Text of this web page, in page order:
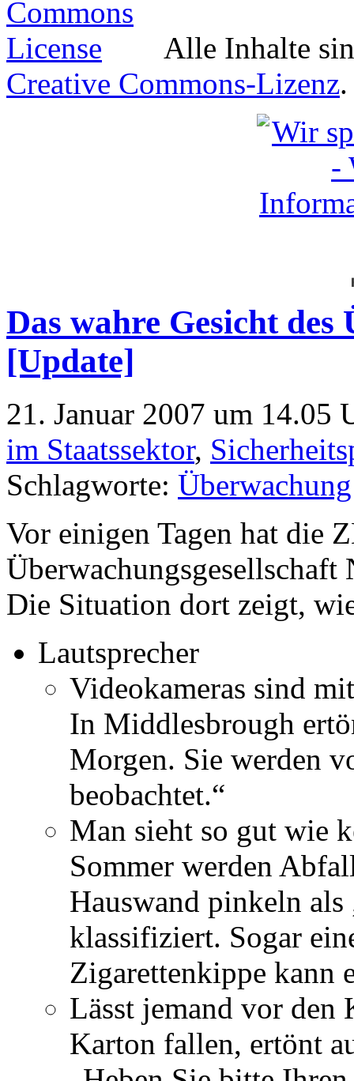
Alle Inhalte
Creative Commons-Lizenz.
Das wahre Gesicht des
[Update]
21. Januar 2007 um 14.05
im Staatssektor,
Schlagworte: Überwachung
Vor einigen Tagen hat die
Überwachungsgesellschaft
Die Situation dort zeigt,
Lautsprecher
Videokameras sind
In Middlesbrough
Morgen. Sie werden
beobachtet.“
Man sieht so gut wie
Sommer werden
Hauswand pinkeln
klassifiziert. Sogar
Zigarettenkippe kann
Lässt jemand vor den
Karton fallen, ertönt